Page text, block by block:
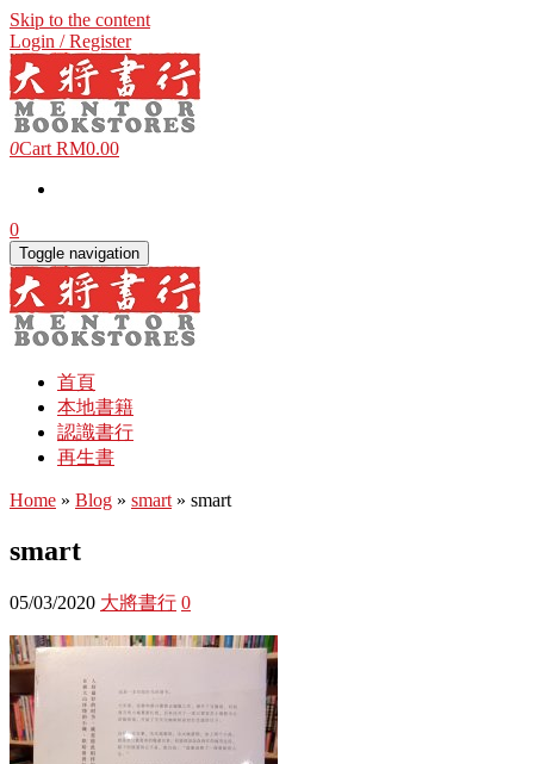
Skip to the content
Login / Register
0Cart RM0.00
0
Toggle navigation
首頁
本地書籍
認識書行
再生書
Home » Blog » smart » smart
smart
05/03/2020 大將書行 0